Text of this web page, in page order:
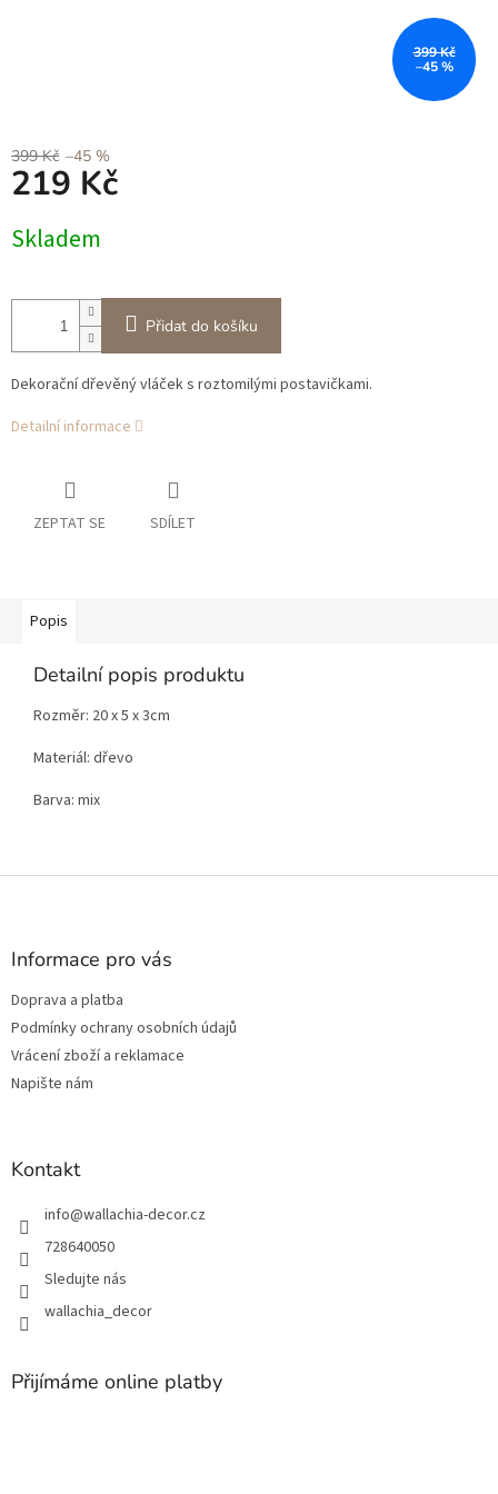
399 Kč
–45 %
399 Kč –45 %
219 Kč
cena:
Skladem
Přidat do košíku
Dekorační dřevěný vláček s roztomilými postavičkami.
Detailní informace
ZEPTAT SE SDÍLET
Popis
Detailní popis produktu
Rozměr: 20 x 5 x 3cm
Materiál: dřevo
Barva: mix
Z
Informace pro vás
Doprava a platba
Podmínky ochrany osobních údajů
Vrácení zboží a reklamace
Napište nám
Kontakt
info@wallachia-decor.cz
728640050
Sledujte nás
wallachia_decor
Přijímáme online platby